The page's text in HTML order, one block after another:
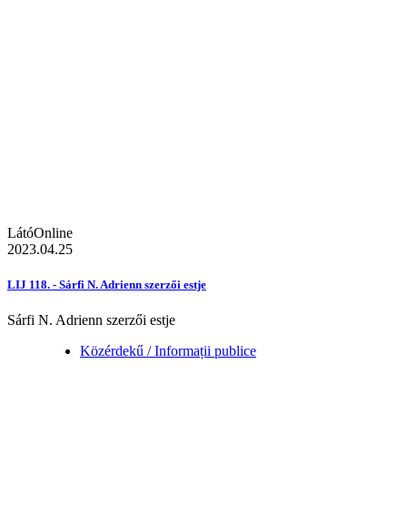
LátóOnline
2023.04.25
LIJ 118. - Sárfi N. Adrienn szerzői estje
Sárfi N. Adrienn szerzői estje
Közérdekű / Informații publice